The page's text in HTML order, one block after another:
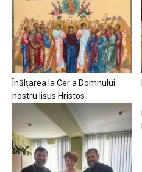
Înălțarea la Cer a Domnului
nostru Iisus Hristos